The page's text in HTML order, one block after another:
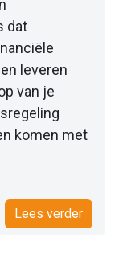
dat
leveren
van je
komen met
Lees verder